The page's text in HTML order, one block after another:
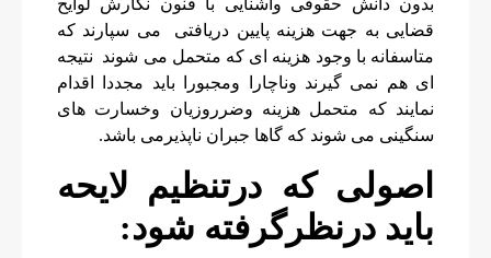
بدون دانش حقوقی وآشنایی با فنون نگارش لوایح
قضایی به جهت هزینه پایین دریافتی می سپارند که
متاسفانه با وجود هزینه ای که متحمل می شوند نتیجه
ای هم نمی گیرند وناچارا ومجبورا باید مجددا اقدام
نمایند که متحمل هزینه وضرروزیان وخسارت های
سنگینی می شوند که گاها جبران ناپذیرمی باشد.
اصولی که درتنظیم لایحه
باید درنظرگرفته شود: